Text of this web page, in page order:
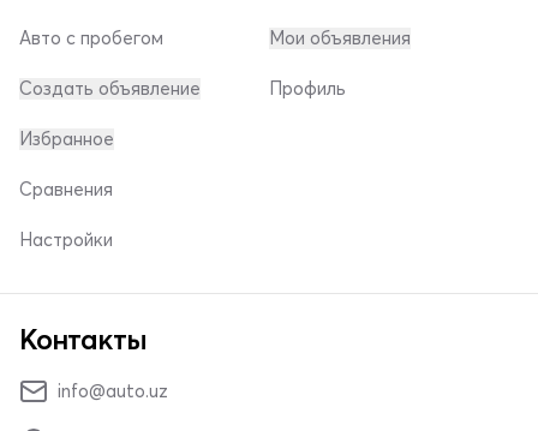
Авто с пробегом
Создать объявление
Мои объявления
Профиль
Избранное
Сравнения
Настройки
Контакты
info@auto.uz